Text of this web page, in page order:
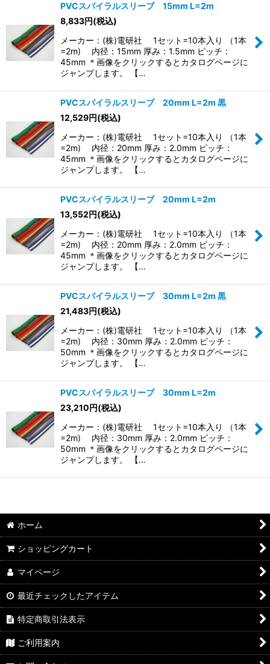
PVCスパイラルスリーブ 15mm L=2m
8,833円(税込)
メーカー：(株)電研社 1セット=10本入り （1本
=2m) 内径：15mm 厚み：1.5mm ピッチ：
45mm ＊画像をクリックするとカタログページに
ジャンプします。 【…
PVCスパイラルスリーブ 20mm L=2m 黒
12,529円(税込)
メーカー：(株)電研社 1セット=10本入り （1本
=2m) 内径：20mm 厚み：2.0mm ピッチ：
45mm ＊画像をクリックするとカタログページに
ジャンプします。 【…
PVCスパイラルスリーブ 20mm L=2m
13,552円(税込)
メーカー：(株)電研社 1セット=10本入り （1本
=2m) 内径：20mm 厚み：2.0mm ピッチ：
45mm ＊画像をクリックするとカタログページに
ジャンプします。 【…
PVCスパイラルスリーブ 30mm L=2m 黒
21,483円(税込)
メーカー：(株)電研社 1セット=10本入り （1本
=2m) 内径：30mm 厚み：2.0mm ピッチ：
50mm ＊画像をクリックするとカタログページに
ジャンプします。 【…
PVCスパイラルスリーブ 30mm L=2m
23,210円(税込)
メーカー：(株)電研社 1セット=10本入り （1本
=2m) 内径：30mm 厚み：2.0mm ピッチ：
50mm ＊画像をクリックするとカタログページに
ジャンプします。 【…
ホーム
ショッピングカート
マイページ
最近チェックしたアイテム
特定商取引法表示
ご利用案内